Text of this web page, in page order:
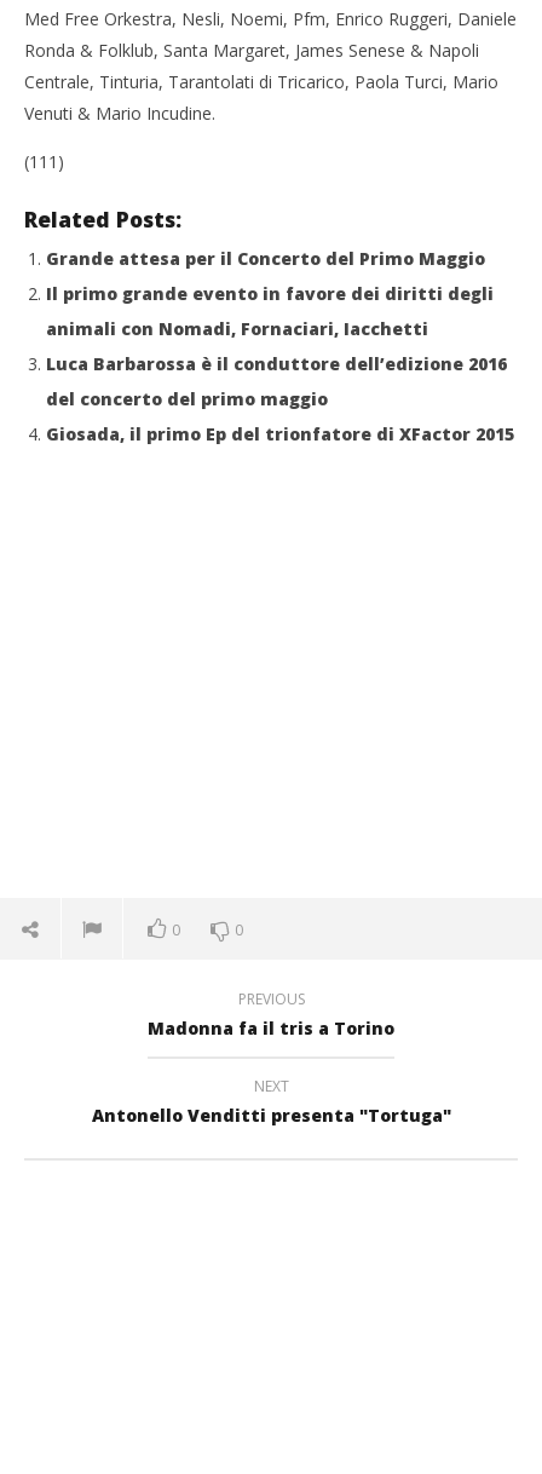
Med Free Orkestra, Nesli, Noemi, Pfm, Enrico Ruggeri, Daniele
Ronda & Folklub, Santa Margaret, James Senese & Napoli
Centrale, Tinturia, Tarantolati di Tricarico, Paola Turci, Mario
Venuti & Mario Incudine.
(111)
Related Posts:
Grande attesa per il Concerto del Primo Maggio
Il primo grande evento in favore dei diritti degli
animali con Nomadi, Fornaciari, Iacchetti
Luca Barbarossa è il conduttore dell’edizione 2016
del concerto del primo maggio
Giosada, il primo Ep del trionfatore di XFactor 2015
0 0
PREVIOUS
Madonna fa il tris a Torino
NEXT
Antonello Venditti presenta "Tortuga"